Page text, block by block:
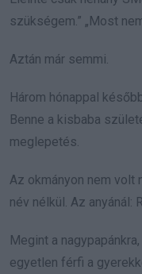
szükségem.” „Most
Aztán már semmi.
Három hónappal
Benne a kisbaba
meglepetés.
Az okmányon nem volt
név nélkül. Az anyánál:
Megint a
egyetlen férfi a